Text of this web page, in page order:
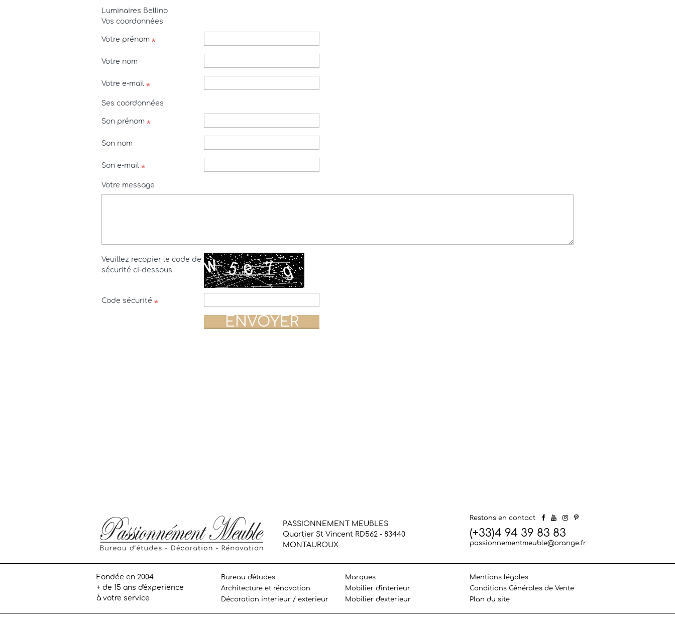
Luminaires Bellino
Vos coordonnées
Votre prénom
Votre nom
Votre e-mail
Ses coordonnées
Son prénom
Son nom
Son e-mail
Votre message
Veuillez recopier le code de
sécurité ci-dessous.
Code sécurité
PASSIONNEMENT MEUBLES
Quartier St Vincent RD562 - 83440
MONTAUROUX
Restons en contact
(+33)4 94 39 83 83
passionnementmeuble@orange.fr
Fondée en 2004
+ de 15 ans d'éxperience
à votre service
Bureau d'études
Architecture et rénovation
Décoration interieur / exterieur
Marques
Mobilier d'interieur
Mobilier d'exterieur
Mentions légales
Conditions Générales de Vente
Plan du site